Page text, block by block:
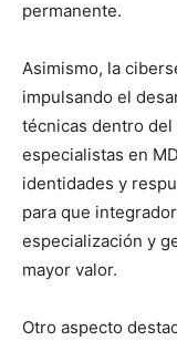
permanente.
Asimismo, la
impulsando el
técnicas dentro del
especialistas en
identidades y
para que
especialización y
mayor valor.
Otro aspecto